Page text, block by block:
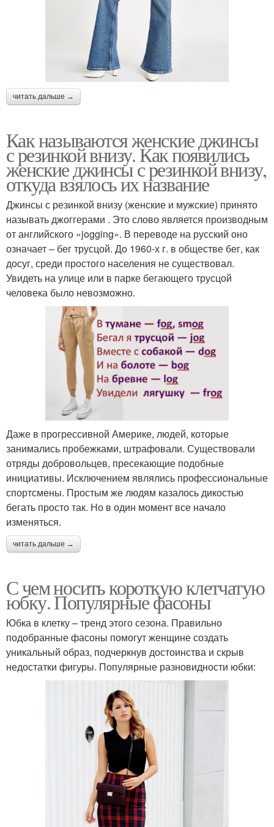
читать дальше →
Как называются женские джинсы
с резинкой внизу. Как появились
женские джинсы с резинкой внизу,
откуда взялось их название
Джинсы с резинкой внизу (женские и мужские) принято
называть джоггерами . Это слово является производным
от английского «jogging». В переводе на русский оно
означает – бег трусцой. До 1960-х г. в обществе бег, как
досуг, среди простого населения не существовал.
Увидеть на улице или в парке бегающего трусцой
человека было невозможно.
Даже в прогрессивной Америке, людей, которые
занимались пробежками, штрафовали. Существовали
отряды добровольцев, пресекающие подобные
инициативы. Исключением являлись профессиональные
спортсмены. Простым же людям казалось дикостью
бегать просто так. Но в один момент все начало
изменяться.
читать дальше →
С чем носить короткую клетчатую
юбку. Популярные фасоны
Юбка в клетку – тренд этого сезона. Правильно
подобранные фасоны помогут женщине создать
уникальный образ, подчеркнув достоинства и скрыв
недостатки фигуры. Популярные разновидности юбки: